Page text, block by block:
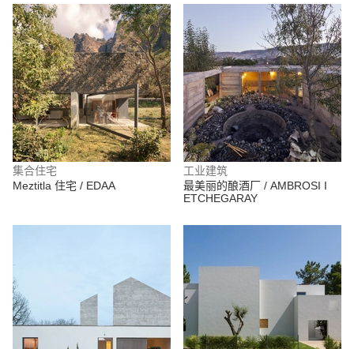
集合住宅
Meztitla 住宅 / EDAA
工业建筑
最美丽的酿酒厂 / AMBROSI I
ETCHEGARAY